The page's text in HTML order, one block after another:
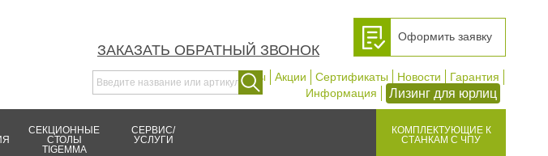
ЗАКАЗАТЬ ОБРАТНЫЙ ЗВОНОК
Контакты Акции Сертификаты Новости
Гарантия
Информация
Лизинг для юрлиц
Оформить заявку
КОМПЛЕКТУЮЩИЕ К
СТАНКАМ С ЧПУ
СЕКЦИОННЫЕ
СТОЛЫ
TIGEMMA
СЕРВИС/
УСЛУГИ